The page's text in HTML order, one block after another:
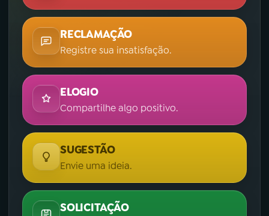
RECLAMAÇÃO
Registre sua insatisfação.
ELOGIO
Compartilhe algo positivo.
SUGESTÃO
Envie uma ideia.
SOLICITAÇÃO